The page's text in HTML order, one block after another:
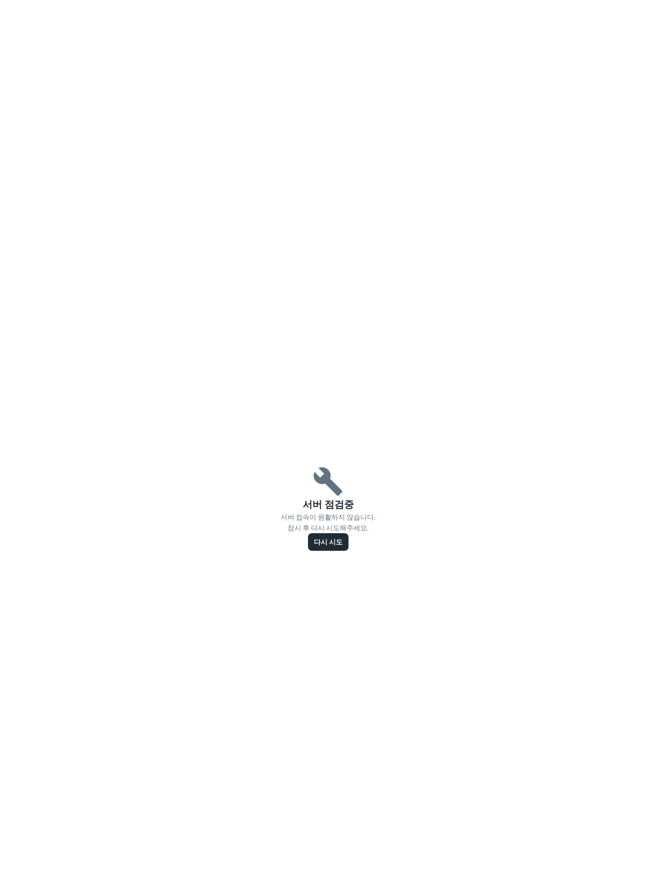
서버 점검중
서버 접속이 원활하지 않습니다.
잠시 후 다시 시도해주세요.
다시 시도